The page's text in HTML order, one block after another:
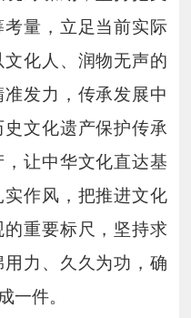
量，立足当前实际
化人、润物无声的
发力，传承发展中
文化遗产保护传承
让中华文化直达基
作风，把推进文化
重要标尺，坚持求
力、久久为功，确
一件。